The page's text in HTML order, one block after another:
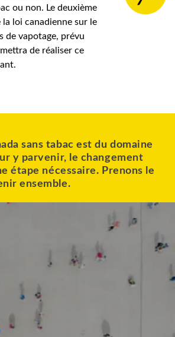
ou non. Le deuxième
loi canadienne sur le
de vapotage, prévu
de réaliser ce
sans tabac est du domaine
y parvenir, le changement
étape nécessaire. Prenons le
ensemble.